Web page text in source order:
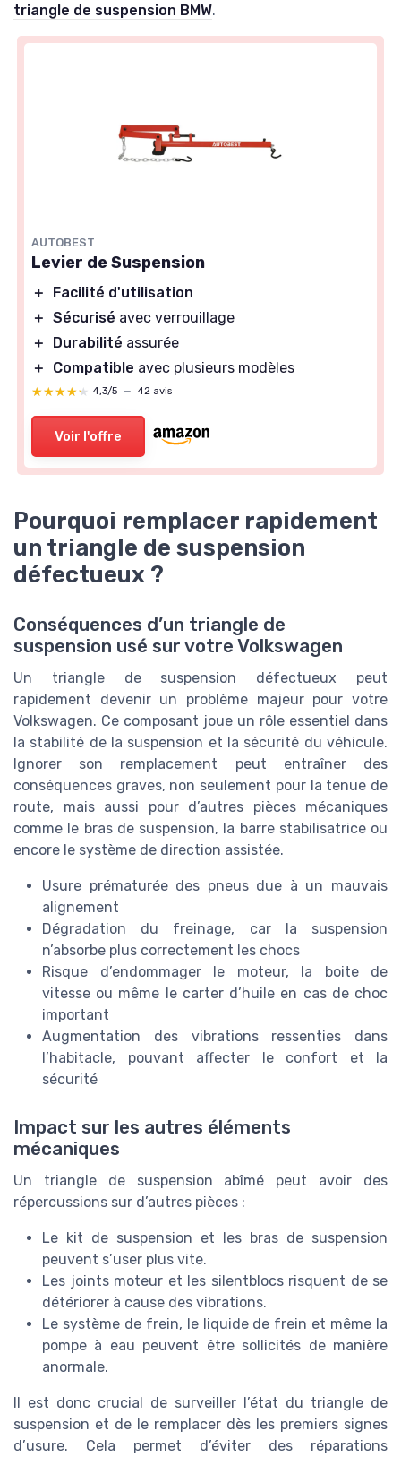
triangle de suspension BMW.
AUTOBEST
Levier de Suspension
＋
Facilité d'utilisation
＋ Sécurisé avec verrouillage
＋
Durabilité assurée
＋
Compatible avec plusieurs modèles
★★★★★
★★★★★ 4,3/5 — 42 avis
Voir l'offre
Pourquoi remplacer rapidement
un triangle de suspension
défectueux ?
Conséquences d’un triangle de
suspension usé sur votre Volkswagen
Un triangle de suspension défectueux peut
rapidement devenir un problème majeur pour votre
Volkswagen. Ce composant joue un rôle essentiel dans
la stabilité de la suspension et la sécurité du véhicule.
Ignorer son remplacement peut entraîner des
conséquences graves, non seulement pour la tenue de
route, mais aussi pour d’autres pièces mécaniques
comme le bras de suspension, la barre stabilisatrice ou
encore le système de direction assistée.
Usure prématurée des pneus due à un mauvais
alignement
Dégradation du freinage, car la suspension
n’absorbe plus correctement les chocs
Risque d’endommager le moteur, la boite de
vitesse ou même le carter d’huile en cas de choc
important
Augmentation des vibrations ressenties dans
l’habitacle, pouvant affecter le confort et la
sécurité
Impact sur les autres éléments
mécaniques
Un triangle de suspension abîmé peut avoir des
répercussions sur d’autres pièces :
Le kit de suspension et les bras de suspension
peuvent s’user plus vite.
Les joints moteur et les silentblocs risquent de se
détériorer à cause des vibrations.
Le système de frein, le liquide de frein et même la
pompe à eau peuvent être sollicités de manière
anormale.
Il est donc crucial de surveiller l’état du triangle de
suspension et de le remplacer dès les premiers signes
d’usure. Cela permet d’éviter des réparations